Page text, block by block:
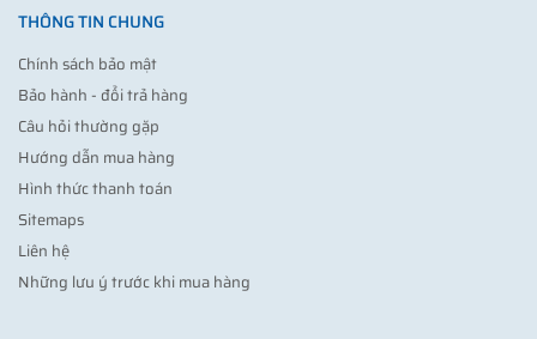
THÔNG TIN CHUNG
Chính sách bảo mật
Bảo hành - đổi trả hàng
Câu hỏi thường gặp
Hướng dẫn mua hàng
Hình thức thanh toán
Sitemaps
Liên hệ
Những lưu ý trước khi mua hàng